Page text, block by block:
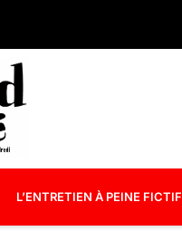
L’ENTRETIEN À PEINE FICTIF